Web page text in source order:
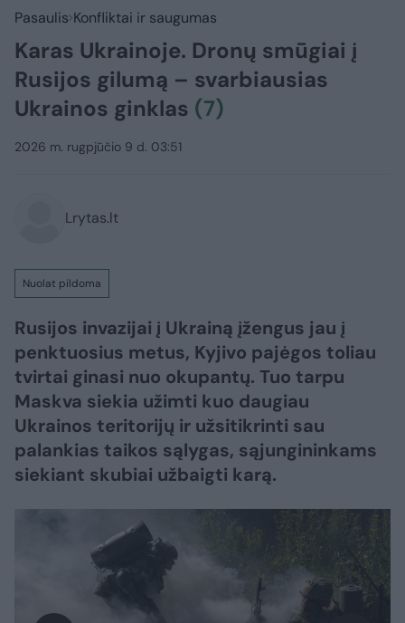
Pasaulis Konfliktai ir saugumas
Karas Ukrainoje. Dronų smūgiai į
Rusijos gilumą – svarbiausias
Ukrainos ginklas (7)
2026 m. rugpjūčio 9 d. 03:51
Lrytas.lt
Nuolat pildoma
Rusijos invazijai į Ukrainą įžengus jau į
penktuosius metus, Kyjivo pajėgos toliau
tvirtai ginasi nuo okupantų. Tuo tarpu
Maskva siekia užimti kuo daugiau
Ukrainos teritorijų ir užsitikrinti sau
palankias taikos sąlygas, sąjungininkams
siekiant skubiai užbaigti karą.​​​​​​​​​​​​​​​​​​​​​​​​​​​